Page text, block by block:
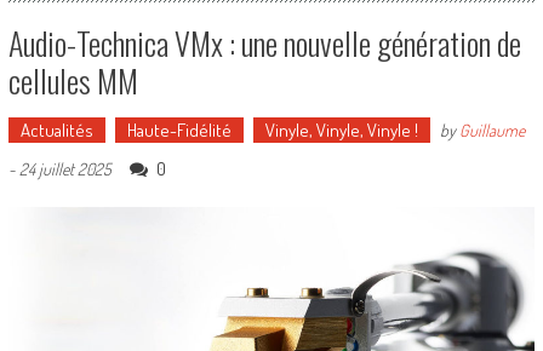
Audio-Technica VMx : une nouvelle génération de
cellules MM
Actualités Haute-Fidélité Vinyle, Vinyle, Vinyle ! byGuillaume
- 24 juillet 2025 0